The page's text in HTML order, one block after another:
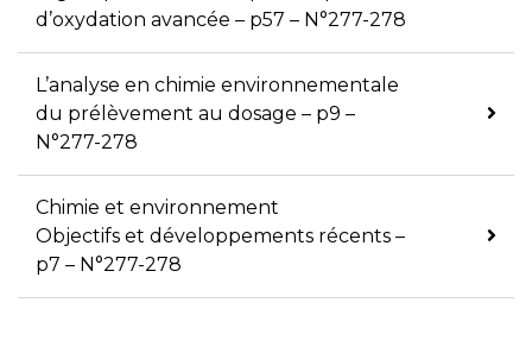
d’oxydation avancée – p57 – N°277-278
L’analyse en chimie environnementale
du prélèvement au dosage – p9 –
N°277-278
Chimie et environnement
Objectifs et développements récents –
p7 – N°277-278